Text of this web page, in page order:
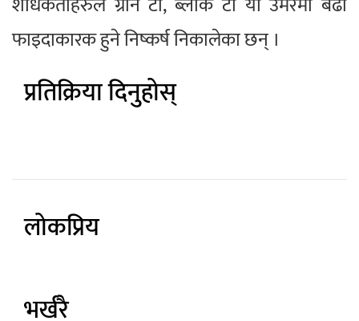
फाइदाकारक हुने निष्कर्ष निकालेका छन् ।
प्रतिक्रिया दिनुहोस्
लोकप्रिय
भर्खरै